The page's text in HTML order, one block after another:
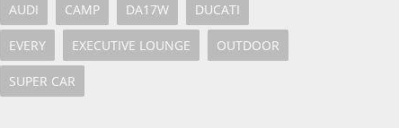
AUDI CAMP DA17W DUCATI
EVERY EXECUTIVE LOUNGE OUTDOOR
SUPER CAR